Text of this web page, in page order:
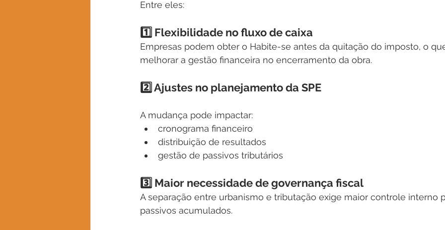
Entre eles:
1️⃣ Flexibilidade no fluxo de caixa
Empresas podem obter o Habite-se antes da quitação do imposto, o
melhorar a gestão financeira no encerramento da obra.
2️⃣ Ajustes no planejamento da SPE
A mudança pode impactar:
cronograma financeiro
distribuição de resultados
gestão de passivos tributários
3️⃣ Maior necessidade de governança fiscal
A separação entre urbanismo e tributação exige maior controle interno
passivos acumulados.